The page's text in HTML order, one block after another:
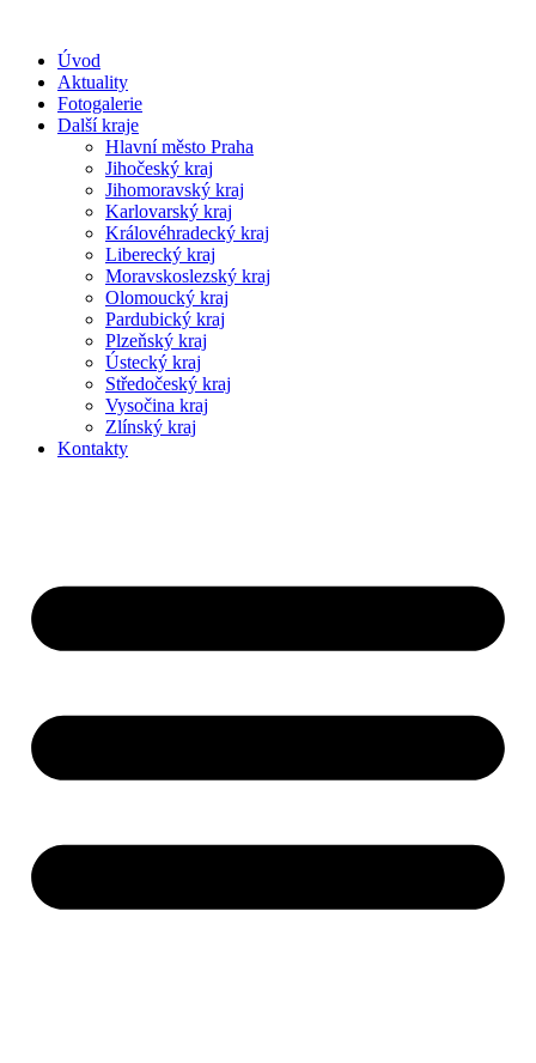
Úvod
Aktuality
Fotogalerie
Další kraje
Hlavní město Praha
Jihočeský kraj
Jihomoravský kraj
Karlovarský kraj
Královéhradecký kraj
Liberecký kraj
Moravskoslezský kraj
Olomoucký kraj
Pardubický kraj
Plzeňský kraj
Ústecký kraj
Středočeský kraj
Vysočina kraj
Zlínský kraj
Kontakty